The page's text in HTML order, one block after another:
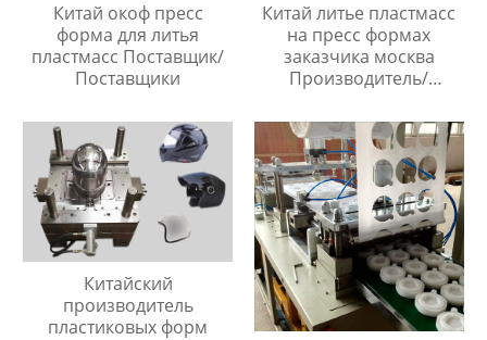
Китай окоф пресс
форма для литья
пластмасс Поставщик/
Поставщики
Китай литье пластмасс
на пресс формах
заказчика москва
Производитель/
Китайский
производитель
пластиковых форм